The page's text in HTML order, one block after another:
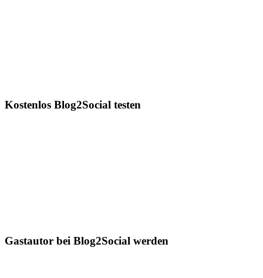
Kostenlos Blog2Social testen
Gastautor bei Blog2Social werden